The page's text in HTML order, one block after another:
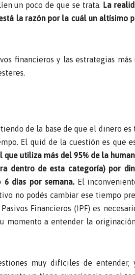
un poco de que se trata. La
la razón por la cuál un altísimo
financieros y las estrategias más
de la base de que el dinero es
El quid de la cuestión es que
utiliza más del 95% de la
dentro de esta categoría) por
días por semana. El
no podés cambiar ese tiempo
Financieros (IPF) es
momento a entender la
muy difíciles de entender,